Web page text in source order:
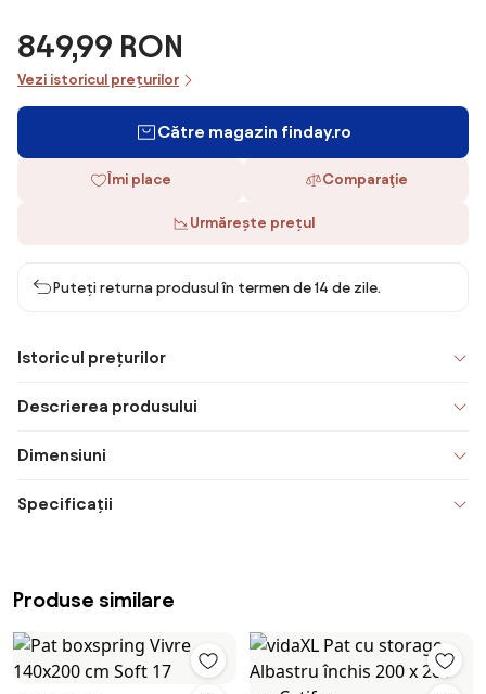
849,99 RON
Vezi istoricul prețurilor
Către magazin finday.ro
Îmi place Comparaţie
Urmărește prețul
Puteți returna produsul în termen de 14 de zile.
Istoricul prețurilor
Descrierea produsului
Dimensiuni
Specificații
Produse similare